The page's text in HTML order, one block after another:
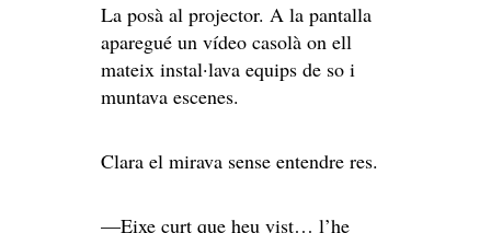
La posà al projector. A la pantalla
aparegué un vídeo casolà on ell
mateix instal·lava equips de so i
muntava escenes.
Clara el mirava sense entendre res.
—Eixe curt que heu vist… l’he